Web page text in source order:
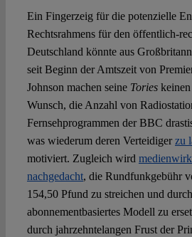
Ein Fingerzeig für die potenzielle
Rechtsrahmens für den öffentlich-
Deutschland könnte aus
seit Beginn der Amtszeit von
Johnson machen seine Tories
Wunsch, die Anzahl von
Fernsehprogrammen der BBC
was wiederum deren Verteidigerzu
motiviert. Zugleich wird
nachgedacht, die Rundfunkgebühr
154,50 Pfund zu streichen und
abonnementbasiertes Modell zu
durch jahrzehntelangen Frust der